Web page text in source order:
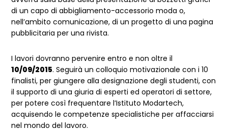
di un capo di abbigliamento-accessorio moda o,
nell’ambito comunicazione, di un progetto di una pagina
pubblicitaria per una rivista.
I lavori dovranno pervenire entro e non oltre il
10/09/2015. Seguirà un colloquio motivazionale con i 10
finalisti, per giungere alla designazione degli studenti, con
il supporto di una giuria di esperti ed operatori di settore,
per potere così frequentare l’Istituto Modartech,
acquisendo le competenze specialistiche per affacciarsi
nel mondo del lavoro.